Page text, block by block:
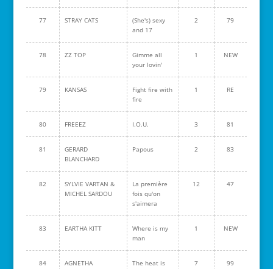
77 STRAY CATS
(She's) sexy
and 17
2 79
78 ZZ TOP
Gimme all
your lovin'
1 NEW
79 KANSAS
Fight fire with
fire
1 RE
80 FREEEZ I.O.U. 3 81
81
GERARD
BLANCHARD
Papous 2 83
82
SYLVIE VARTAN &
MICHEL SARDOU
La première
fois qu'on
s'aimera
12 47
83 EARTHA KITT
Where is my
man
1 NEW
84
AGNETHA
The heat is
7 99